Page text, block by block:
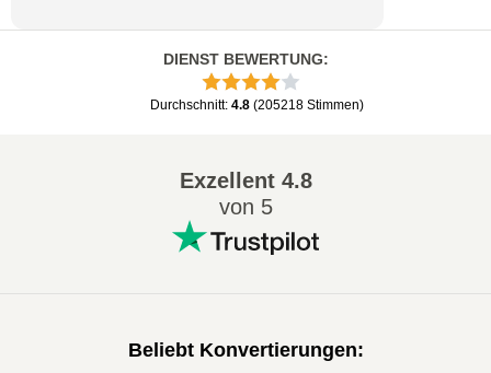
DIENST BEWERTUNG:
Durchschnitt: 4.8 (205218 Stimmen)
Exzellent4.8
von 5
Beliebt Konvertierungen: